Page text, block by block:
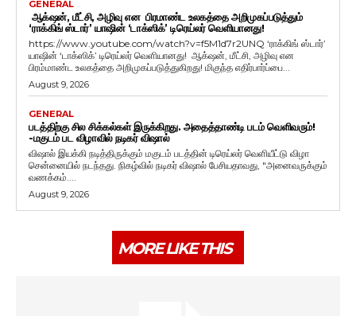
GENERAL
ஆக்‌ஷன், மீட்சி, அழிவு என பிரமாண்ட உலகத்தை அறிமுகப்படுத்தும்
‘ராக்கிங் ஸ்டார்’ யாஷின் ‘டாக்ஸிக்’ டிரெய்லர் வெளியானது!
https://www.youtube.com/watch?v=f5M1d7r2UNQ ‘ராக்கிங் ஸ்டார்’
யாஷின் ‘டாக்ஸிக்’ டிரெய்லர் வெளியானது! ஆக்‌ஷன், மீட்சி, அழிவு என
பிரம்மாண்ட உலகத்தை அறிமுகப்படுத்துகிறது! மிகுந்த எதிர்பார்ப்பை...
August 9, 2026
GENERAL
படத்திற்கு சில சிக்கல்கள் இருக்கிறது. அதைத்தாண்டி படம் வெளிவரும்!
-மகுடம் பட விழாவில் நடிகர் விஷால்
விஷால் இயக்கி நடித்திருக்கும் மகுடம் படத்தின் டிரெய்லர் வெளியீட்டு விழா
சென்னையில் நடந்தது. நிகழ்வில் நடிகர் விஷால் பேசியதாவது, "அனைவருக்கும்
வணக்கம்....
August 9, 2026
MORE LIKE THIS